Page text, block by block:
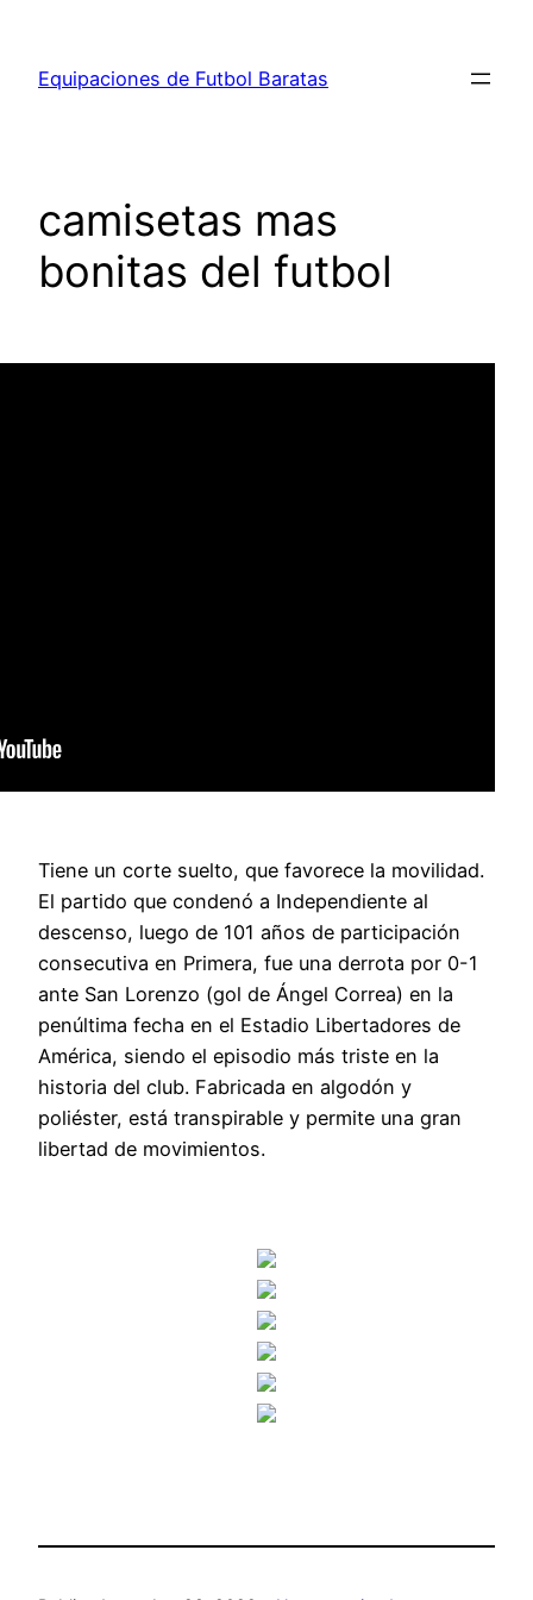
contenido
Equipaciones de Futbol Baratas
camisetas mas
bonitas del futbol
Tiene un corte suelto, que favorece la movilidad.
El partido que condenó a Independiente al
descenso, luego de 101 años de participación
consecutiva en Primera, fue una derrota por 0-1
ante San Lorenzo (gol de Ángel Correa) en la
penúltima fecha en el Estadio Libertadores de
América, siendo el episodio más triste en la
historia del club. Fabricada en algodón y
poliéster, está transpirable y permite una gran
libertad de movimientos.